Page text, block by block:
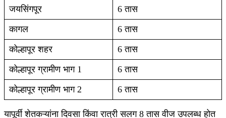
जयसिंगपूर
6 तास
कागल
6 तास
कोल्हापूर शहर
6 तास
कोल्हापूर ग्रामीण भाग 1
6 तास
कोल्हापूर ग्रामीण भाग 2
6 तास
यापूर्वी शेतकऱ्यांना दिवसा किंवा रात्री सलग 8 तास वीज उपलब्ध होत